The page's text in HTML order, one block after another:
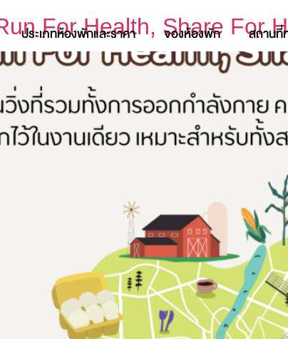
ประเภทห้องพักและราคา จองห้องพัก สถานที่
For Health, Share For